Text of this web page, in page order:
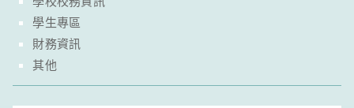
學生專區
財務資訊
其他